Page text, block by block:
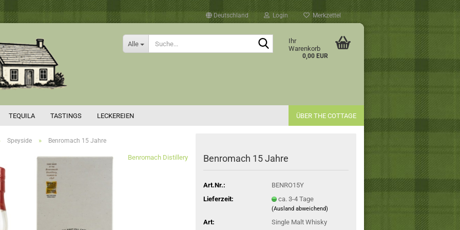
Deutschland Login Merkzettel
Alle
Suche...
Ihr
Warenkorb
0,00 EUR
TEQUILA TASTINGS LECKEREIEN ÜBER THE COTTAGE
Speyside » Benromach 15 Jahre
Benromach Distillery Benromach 15 Jahre
Art.Nr.:
BENRO15Y
Lieferzeit:
ca. 3-4 Tage
(Ausland abweichend)
Art: Single Malt Whisky